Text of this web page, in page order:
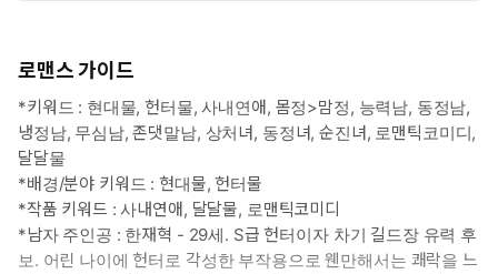
로맨스 가이드
*키워드 : 현대물, 헌터물, 사내연애, 몸정>맘정, 능력남, 동정남,
냉정남, 무심남, 존댓말남, 상처녀, 동정녀, 순진녀, 로맨틱코미디,
달달물
*배경/분야 키워드 : 현대물, 헌터물
*작품 키워드 : 사내연애, 달달물, 로맨틱코미디
*남자 주인공 : 한재혁 - 29세. S급 헌터이자 차기 길드장 유력 후
보. 어린 나이에 헌터로 각성한 부작용으로 웬만해서는 쾌락을 느